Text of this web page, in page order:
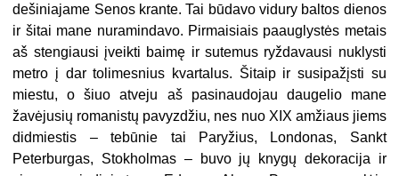
dešiniajame Senos krante. Tai būdavo vidury baltos dienos
ir šitai mane nuramindavo. Pirmaisiais paauglystės metais
aš stengiausi įveikti baimę ir sutemus ryždavausi nuklysti
metro į dar tolimesnius kvartalus. Šitaip ir susipažįsti su
miestu, o šiuo atveju aš pasinaudojau daugelio mane
žavėjusių romanistų pavyzdžiu, nes nuo XIX amžiaus jiems
didmiestis – tebūnie tai Paryžius, Londonas, Sankt
Peterburgas, Stokholmas – buvo jų knygų dekoracija ir